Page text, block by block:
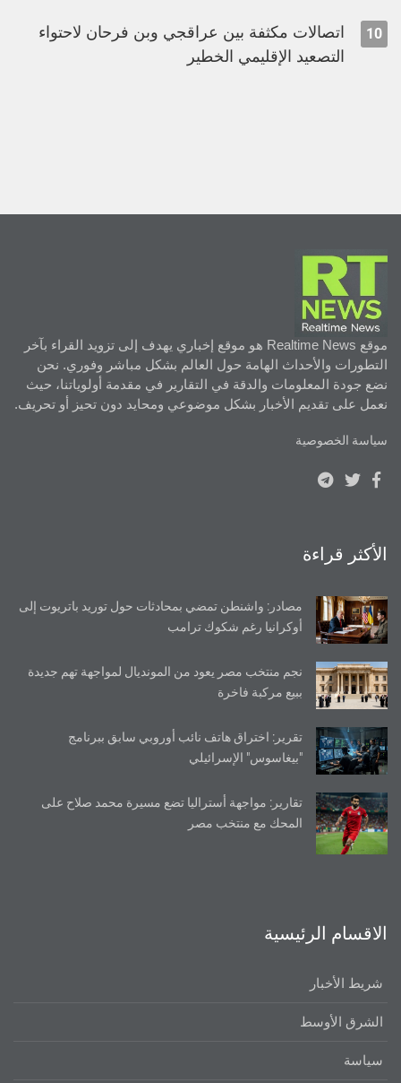
10
اتصالات مكثفة بين عراقجي وبن فرحان لاحتواء
التصعيد الإقليمي الخطير
موقع Realtime News هو موقع إخباري يهدف إلى تزويد القراء بآخر
التطورات والأحداث الهامة حول العالم بشكل مباشر وفوري. نحن
نضع جودة المعلومات والدقة في التقارير في مقدمة أولوياتنا، حيث
نعمل على تقديم الأخبار بشكل موضوعي ومحايد دون تحيز أو تحريف.
سياسة الخصوصية
الأكثر قراءة
مصادر: واشنطن تمضي بمحادثات حول توريد باتريوت إلى
أوكرانيا رغم شكوك ترامب
نجم منتخب مصر يعود من المونديال لمواجهة تهم جديدة
ببيع مركبة فاخرة
تقرير: اختراق هاتف نائب أوروبي سابق ببرنامج
"بيغاسوس" الإسرائيلي
تقارير: مواجهة أستراليا تضع مسيرة محمد صلاح على
المحك مع منتخب مصر
الاقسام الرئيسية
شريط الأخبار
الشرق الأوسط
سياسة